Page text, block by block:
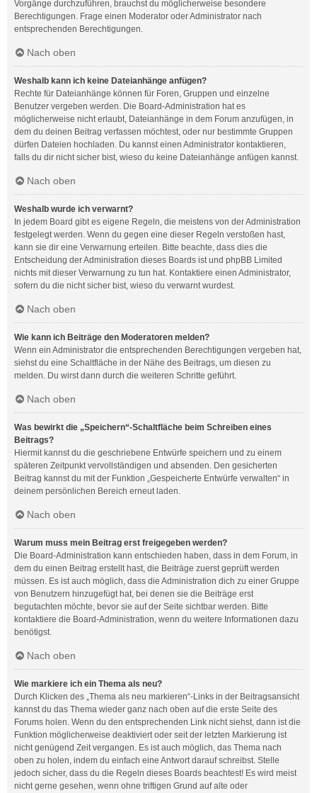
Vorgänge durchzuführen, brauchst du möglicherweise besondere
Berechtigungen. Frage einen Moderator oder Administrator nach
entsprechenden Berechtigungen.
Nach oben
Weshalb kann ich keine Dateianhänge anfügen?
Rechte für Dateianhänge können für Foren, Gruppen und einzelne
Benutzer vergeben werden. Die Board-Administration hat es
möglicherweise nicht erlaubt, Dateianhänge in dem Forum anzufügen, in
dem du deinen Beitrag verfassen möchtest, oder nur bestimmte Gruppen
dürfen Dateien hochladen. Du kannst einen Administrator kontaktieren,
falls du dir nicht sicher bist, wieso du keine Dateianhänge anfügen kannst.
Nach oben
Weshalb wurde ich verwarnt?
In jedem Board gibt es eigene Regeln, die meistens von der Administration
festgelegt werden. Wenn du gegen eine dieser Regeln verstoßen hast,
kann sie dir eine Verwarnung erteilen. Bitte beachte, dass dies die
Entscheidung der Administration dieses Boards ist und phpBB Limited
nichts mit dieser Verwarnung zu tun hat. Kontaktiere einen Administrator,
sofern du die nicht sicher bist, wieso du verwarnt wurdest.
Nach oben
Wie kann ich Beiträge den Moderatoren melden?
Wenn ein Administrator die entsprechenden Berechtigungen vergeben hat,
siehst du eine Schaltfläche in der Nähe des Beitrags, um diesen zu
melden. Du wirst dann durch die weiteren Schritte geführt.
Nach oben
Was bewirkt die „Speichern“-Schaltfläche beim Schreiben eines
Beitrags?
Hiermit kannst du die geschriebene Entwürfe speichern und zu einem
späteren Zeitpunkt vervollständigen und absenden. Den gesicherten
Beitrag kannst du mit der Funktion „Gespeicherte Entwürfe verwalten“ in
deinem persönlichen Bereich erneut laden.
Nach oben
Warum muss mein Beitrag erst freigegeben werden?
Die Board-Administration kann entschieden haben, dass in dem Forum, in
dem du einen Beitrag erstellt hast, die Beiträge zuerst geprüft werden
müssen. Es ist auch möglich, dass die Administration dich zu einer Gruppe
von Benutzern hinzugefügt hat, bei denen sie die Beiträge erst
begutachten möchte, bevor sie auf der Seite sichtbar werden. Bitte
kontaktiere die Board-Administration, wenn du weitere Informationen dazu
benötigst.
Nach oben
Wie markiere ich ein Thema als neu?
Durch Klicken des „Thema als neu markieren“-Links in der Beitragsansicht
kannst du das Thema wieder ganz nach oben auf die erste Seite des
Forums holen. Wenn du den entsprechenden Link nicht siehst, dann ist die
Funktion möglicherweise deaktiviert oder seit der letzten Markierung ist
nicht genügend Zeit vergangen. Es ist auch möglich, das Thema nach
oben zu holen, indem du einfach eine Antwort darauf schreibst. Stelle
jedoch sicher, dass du die Regeln dieses Boards beachtest! Es wird meist
nicht gerne gesehen, wenn ohne triftigen Grund auf alte oder